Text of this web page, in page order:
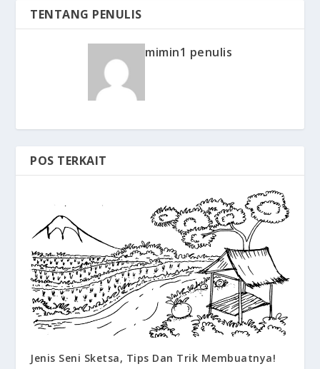
TENTANG PENULIS
mimin1 penulis
POS TERKAIT
Jenis Seni Sketsa, Tips Dan Trik Membuatnya!